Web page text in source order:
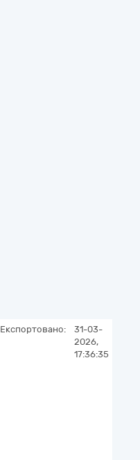
Експортовано:
31-03-
2026,
17:36:35